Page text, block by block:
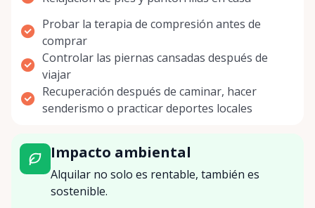
Probar la terapia de compresión antes de
comprar
Controlar las piernas cansadas después de
viajar
Recuperación después de caminar, hacer
senderismo o practicar deportes locales
Impacto ambiental
Alquilar no solo es rentable, también es
sostenible.